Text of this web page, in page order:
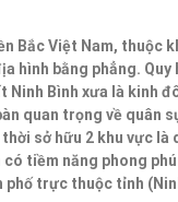
Bắc Việt Nam, thuộc
hình bằng phẳng.
Ninh Bình xưa là kinh
quan trọng về quân
sở hữu 2 khu vực là
tiềm năng phong phú
trực thuộc tỉnh